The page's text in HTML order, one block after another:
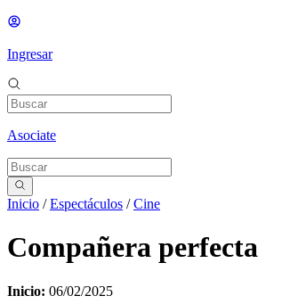
Ingresar
Asociate
Inicio /Espectáculos /Cine
Compañera perfecta
Inicio: 06/02/2025